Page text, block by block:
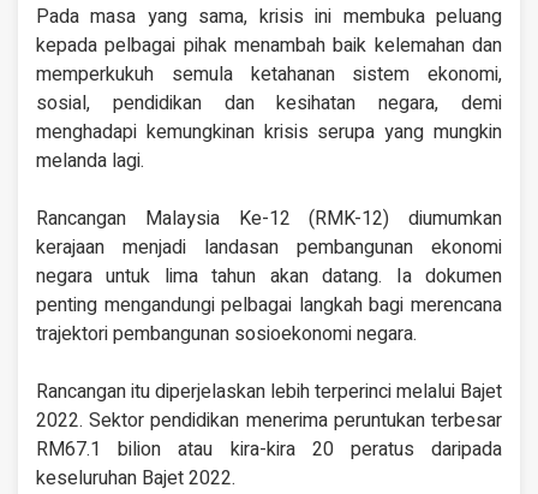
Pada masa yang sama, krisis ini membuka peluang
kepada pelbagai pihak menambah baik kelemahan dan
memperkukuh semula ketahanan sistem ekonomi,
sosial, pendidikan dan kesihatan negara, demi
menghadapi kemungkinan krisis serupa yang mungkin
melanda lagi.
Rancangan Malaysia Ke-12 (RMK-12) diumumkan
kerajaan menjadi landasan pembangunan ekonomi
negara untuk lima tahun akan datang. Ia dokumen
penting mengandungi pelbagai langkah bagi merencana
trajektori pembangunan sosioekonomi negara.
Rancangan itu diperjelaskan lebih terperinci melalui Bajet
2022. Sektor pendidikan menerima peruntukan terbesar
RM67.1 bilion atau kira-kira 20 peratus daripada
keseluruhan Bajet 2022.